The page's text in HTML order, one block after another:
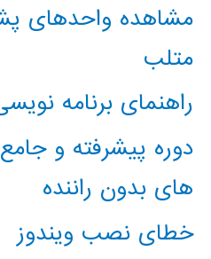
مشاهده واحدهای
متلب
راهنمای برنامه
دوره پیشرفته و
های بدون راننده
خطای نصب ویندوز